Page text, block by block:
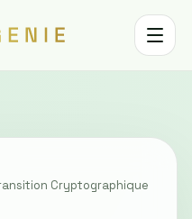
Toggle
Cryptographique